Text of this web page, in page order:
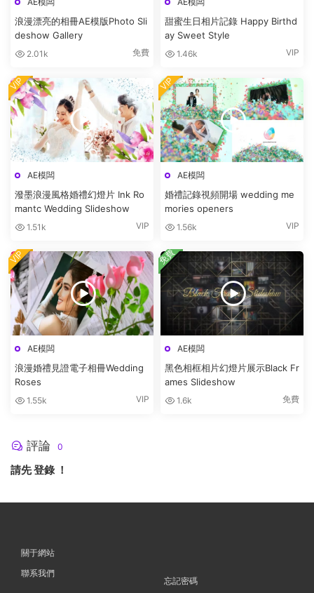
浪漫漂亮的相冊AE模版Photo Sli
deshow Gallery
2.01k 免費
甜蜜生日相片記錄 Happy Birthd
ay Sweet Style
1.46k VIP
AE模闆
潑墨浪漫風格婚禮幻燈片 Ink Ro
mantc Wedding Slideshow
1.51k VIP
VIP
AE模闆
婚禮記錄視頻開場 wedding me
mories openers
1.56k VIP
VIP
AE模闆
浪漫婚禮見證電子相冊Wedding
Roses
1.55k VIP
VIP
AE模闆
黑色相框相片幻燈片展示Black Fr
ames Slideshow
1.6k 免費
免費
評論 0
請先登錄！
關于網站
聯系我們
忘記密碼